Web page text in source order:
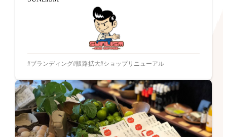
ブランディング 販路拡大 ショップリニューアル